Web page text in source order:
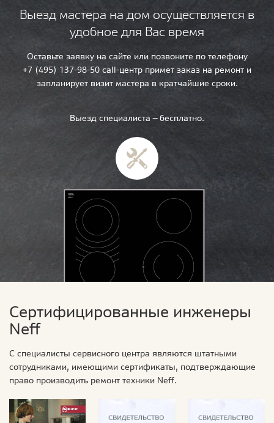
Выезд мастера на дом осуществляется в
удобное для Вас время
Оставьте заявку на сайте или позвоните по телефону
+7 (495) 137-98-50 call-центр примет заказ на ремонт и
запланирует визит мастера в кратчайшие сроки.
Выезд специалиста — бесплатно.
Сертифицированные инженеры
Neff
С специалисты сервисного центра являются штатными
сотрудниками, имеющими сертификаты, подтверждающие
право производить ремонт техники Neff.